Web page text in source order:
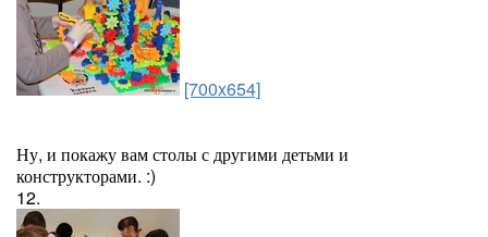
[700x654]
Ну, и покажу вам столы с другими детьми и
конструкторами. :)
12.